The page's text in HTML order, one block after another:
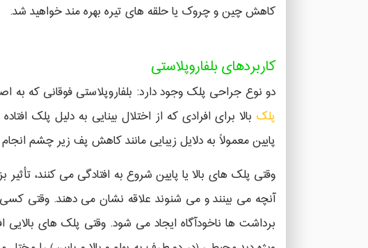
کاهش چین و چروک یا حلقه های تیره بهره مند خواهید شد.
کاربردهای بلفاروپلاستی
دو نوع جراحی پلک وجود دارد: بلفاروپلاستی فوقانی که به
پلک بالا برای افرادی که از اختلال بینایی به دلیل پلک
پایین معمولاً به دلایل زیبایی مانند کاهش پف زیر چشم
وقتی پلک های بالا یا پایین شروع به افتادگی می کنند،
آنچه می بینند و می شنوند علاقه نشان می دهند. وقتی
برداشت ها ناخودآگاه ایجاد می شود. وقتی پلک های بالایی